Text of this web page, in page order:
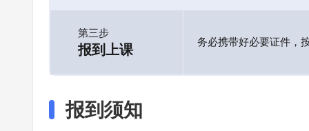
第三步
报到上课 务必携带好必要证件，
报到须知